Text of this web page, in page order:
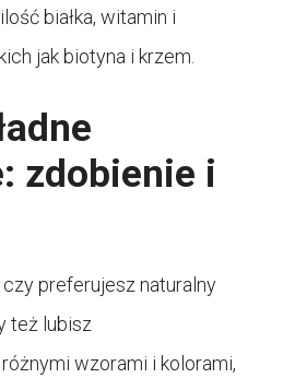
białka, witamin i
jak biotyna i krzem.
zdobienie i
preferujesz naturalny
też lubisz
wzorami i kolorami,